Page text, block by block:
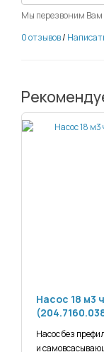
Мы перезвоним Вам
0 отзывов/
Насос 18 м3
Насос без
и